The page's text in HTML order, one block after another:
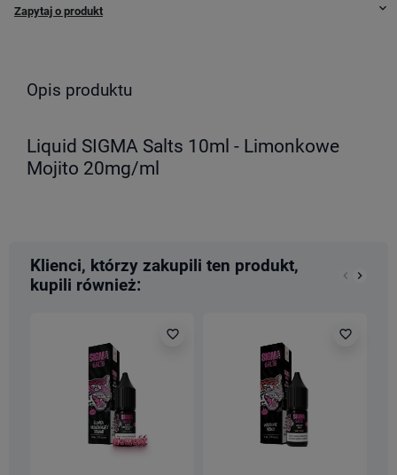
Zapytaj o produkt keyboard_arrow_down
Opis produktu
Liquid SIGMA Salts 10ml - Limonkowe
Mojito 20mg/ml
Klienci, którzy zakupili ten produkt,
kupili również:
keyboard_arrow_left keyboard_arrow_right
favorite_border favorite_border